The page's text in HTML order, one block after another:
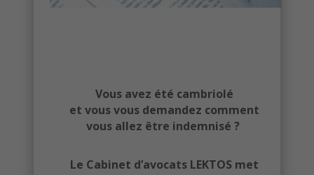
Vous avez été cambriolé
et vous vous demandez comment
vous allez être indemnisé ?
Le Cabinet d’avocats LEKTOS met